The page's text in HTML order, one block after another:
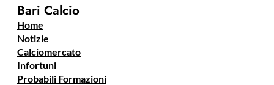
Bari Calcio
Home
Notizie
Calciomercato
Infortuni
Probabili Formazioni